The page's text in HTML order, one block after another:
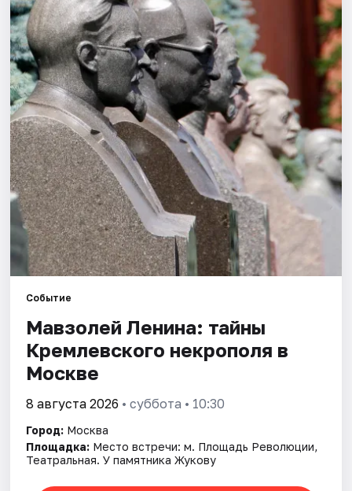
Города
Площадки
Артисты
Рейтинги
Событие
Мавзолей Ленина: тайны
Кремлевского некрополя в
Москве
8 августа 2026 • суббота • 10:30
Город: Москва
Площадка: Место встречи: м. Площадь Революции,
Театральная. У памятника Жукову